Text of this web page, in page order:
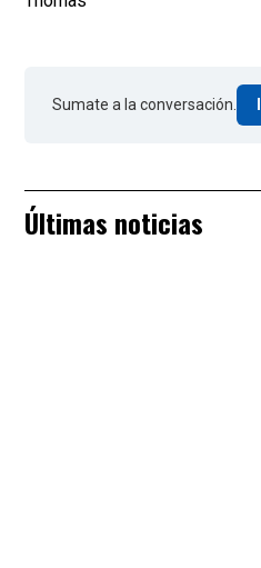
Sumate a la conversación.
Últimas noticias